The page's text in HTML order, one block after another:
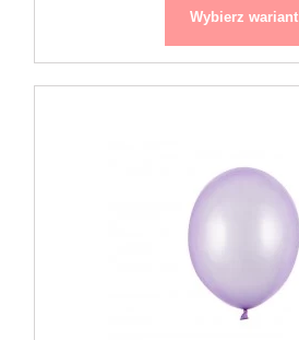
Wybierz wariant